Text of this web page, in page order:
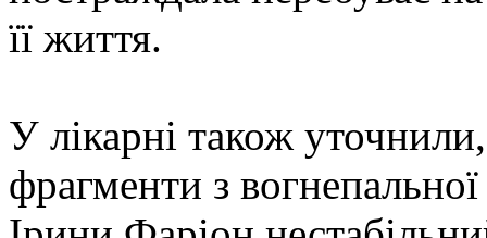
її життя.
У лікарні також
фрагменти з